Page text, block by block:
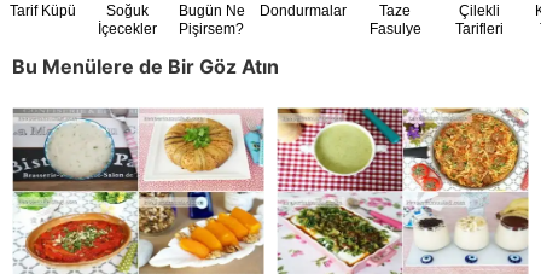
Tarif Küpü
Soğuk
İçecekler
Bugün Ne
Pişirsem?
Dondurmalar
Taze
Fasulye
Çilekli
Tarifleri
Bu Menülere de Bir Göz Atın